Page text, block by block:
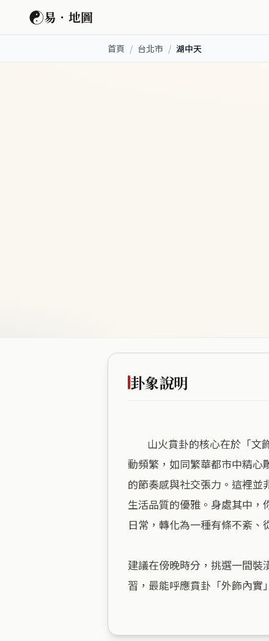
☯易．地圖
首頁 / 台北市 / 湖中天
卦象說明
動頻繁，如同繁華都市中精心
的節奏感與社交張力。這裡
生活品質的優雅。身處其中
日常，轉化為一種有條不紊、
建議在傍晚時分，挑選一間
習，最能呼應賁卦「外飾內實